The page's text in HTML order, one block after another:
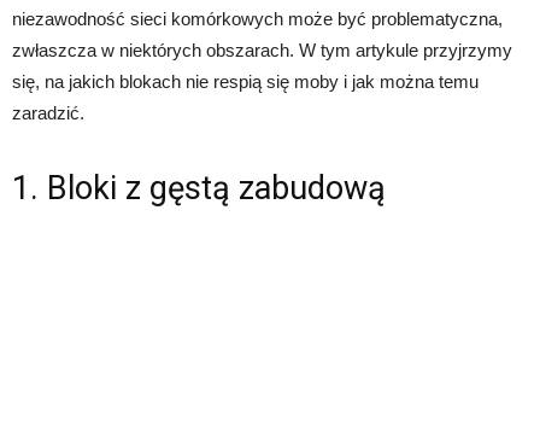
niezawodność sieci komórkowych może być problematyczna,
zwłaszcza w niektórych obszarach. W tym artykule przyjrzymy
się, na jakich blokach nie respią się moby i jak można temu
zaradzić.
1. Bloki z gęstą zabudową